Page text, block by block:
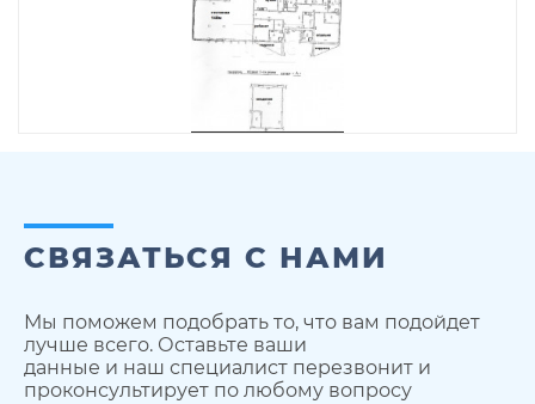
СВЯЗАТЬСЯ С НАМИ
Мы поможем подобрать то, что вам подойдет
лучше всего. Оставьте ваши
данные и наш специалист перезвонит и
проконсультирует по любому вопросу